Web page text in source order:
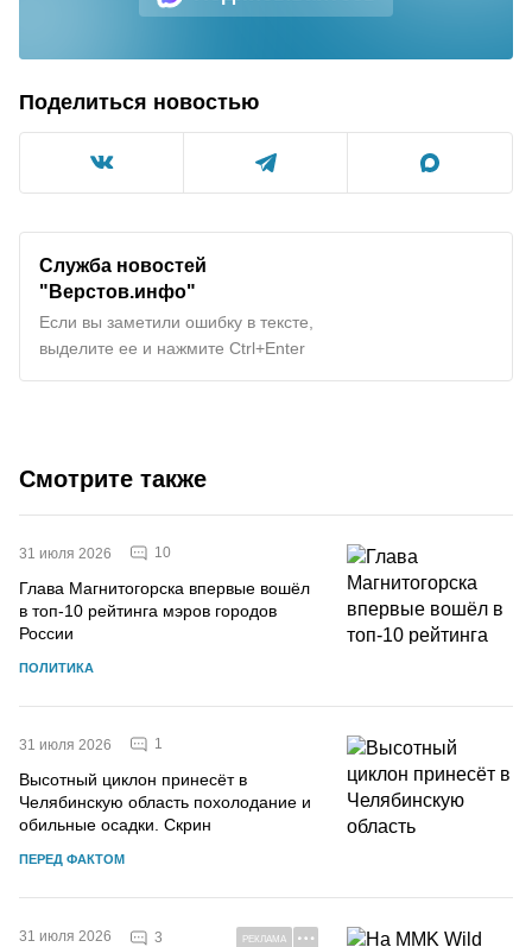
Поделиться новостью
Служба новостей
"Верстов.инфо"
Если вы заметили ошибку в тексте,
выделите ее и нажмите Ctrl+Enter
Смотрите также
31 июля 2026 10
Глава Магнитогорска впервые вошёл
в топ-10 рейтинга мэров городов
России
ПОЛИТИКА
31 июля 2026 1
Высотный циклон принесёт в
Челябинскую область похолодание и
обильные осадки. Скрин
ПЕРЕД ФАКТОМ
31 июля 2026 3 РЕКЛАМА